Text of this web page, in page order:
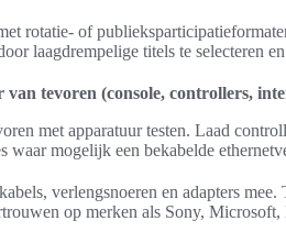
rotatie- of
laagdrempelige titels te selecteren
tevoren (console, controllers,
met apparatuur testen. Laad
waar mogelijk een bekabelde
verlengsnoeren en adapters
op merken als Sony,